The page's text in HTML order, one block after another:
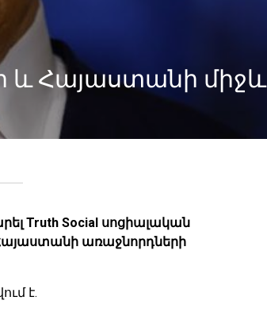
և Հայաստանի միջև
Truth Social սոցիալական
առաջնորդների
է.